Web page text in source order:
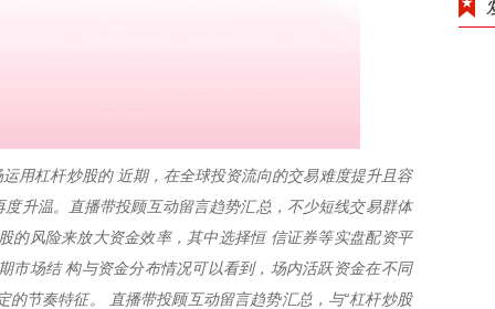
用杠杆炒股的 近期，在全球投资流向的交易难度提升且容
升温。直播带投顾互动留言趋势汇总，不少短线交易群体
的风险来放大资金效率，其中选择恒 信证券等实盘配资平
市场结 构与资金分布情况可以看到，场内活跃资金在不同
节奏特征。 直播带投顾互动留言趋势汇总，与“杠杆炒股